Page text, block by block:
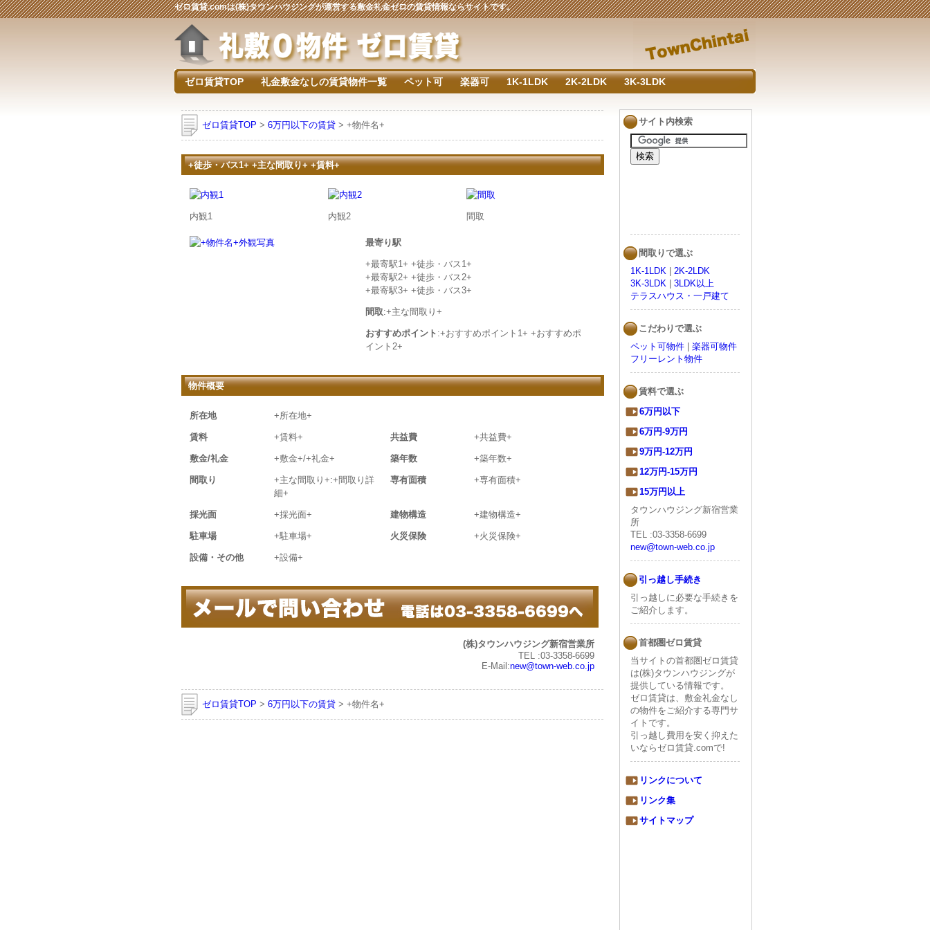
ゼロ賃貸.comは(株)タウンハウジングが運営する敷金礼金ゼロの賃貸情報ならサイトです。
ゼロ賃貸TOP 礼金敷金なしの賃貸物件一覧 ペット可 楽器可 1K-1LDK 2K-2LDK 3K-3LDK
ゼロ賃貸TOP > 6万円以下の賃貸 > +物件名+
+徒歩・バス1+ +主な間取り+ +賃料+
内観1 内観2 間取
最寄り駅
+最寄駅1+ +徒歩・バス1+
+最寄駅2+ +徒歩・バス2+
+最寄駅3+ +徒歩・バス3+
間取:+主な間取り+
おすすめポイント :+おすすめポイント1+ +おすすめポ
イント2+
物件概要
所在地 +所在地+
賃料 +賃料+ 共益費 +共益費+
敷金/礼金 +敷金+/+礼金+ 築年数 +築年数+
間取り
+主な間取り+:+間取り詳
細+
専有面積 +専有面積+
採光面 +採光面+ 建物構造 +建物構造+
駐車場 +駐車場+ 火災保険 +火災保険+
設備・その他 +設備+
(株)タウンハウジング新宿営業所
TEL :03-3358-6699
E-Mail:new@town-web.co.jp
ゼロ賃貸TOP > 6万円以下の賃貸 > +物件名+
サイト内検索
間取りで選ぶ
1K-1LDK
2K-2LDK
3K-3LDK
3LDK以上
テラスハウス・一戸建て
こだわりで選ぶ
ペット可物件
楽器可物件
フリーレント物件
賃料で選ぶ
6万円以下
6万円-9万円
9万円-12万円
12万円-15万円
15万円以上
タウンハウジング新宿営業
所
TEL :03-3358-6699
new@town-web.co.jp
引っ越し手続き
引っ越しに必要な手続きを
ご紹介します。
首都圏ゼロ賃貸
当サイトの首都圏ゼロ賃貸
は(株)タウンハウジングが
提供している情報です。
ゼロ賃貸は、敷金礼金なし
の物件をご紹介する専門サ
イトです。
引っ越し費用を安く抑えた
いならゼロ賃貸.comで!
リンクについて
リンク集
サイトマップ